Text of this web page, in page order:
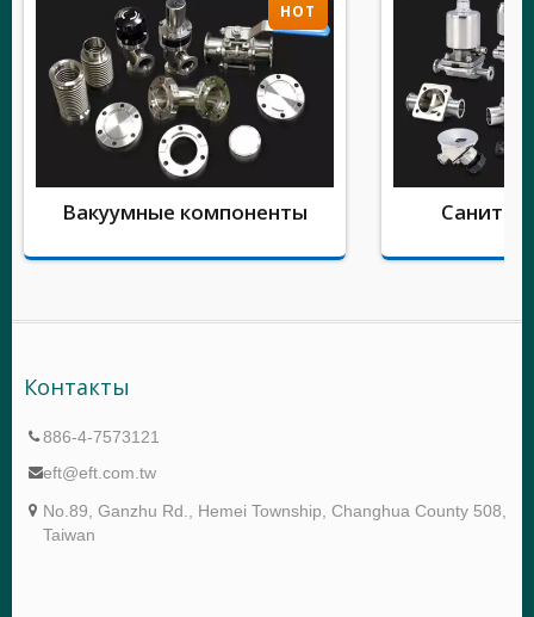
HOT
Вакуумные компоненты
Контакты
886-4-7573121
eft@eft.com.tw
No.89, Ganzhu Rd., Hemei Township, Changhua County 508,
Taiwan